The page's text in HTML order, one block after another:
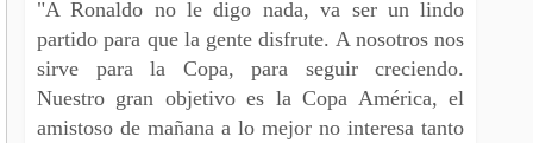
"A Ronaldo no le digo nada, va ser un lindo
partido para que la gente disfrute. A nosotros nos
sirve para la Copa, para seguir creciendo.
Nuestro gran objetivo es la Copa América, el
amistoso de mañana a lo mejor no interesa tanto